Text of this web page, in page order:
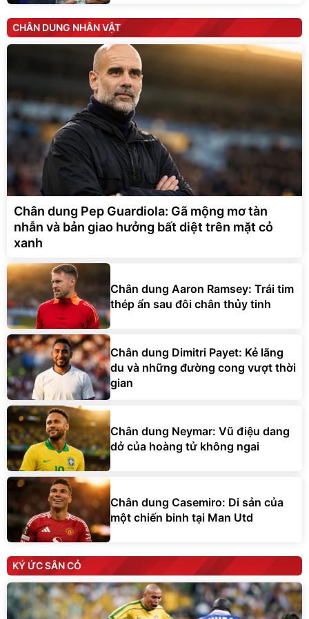
CHÂN DUNG NHÂN VẬT
Chân dung Pep Guardiola: Gã mộng mơ tàn
nhẫn và bản giao hưởng bất diệt trên mặt cỏ
xanh
Chân dung Aaron Ramsey: Trái tim
thép ẩn sau đôi chân thủy tinh
Chân dung Dimitri Payet: Kẻ lãng
du và những đường cong vượt thời
gian
Chân dung Neymar: Vũ điệu dang
dở của hoàng tử không ngai
Chân dung Casemiro: Di sản của
một chiến binh tại Man Utd
KÝ ỨC SÂN CỎ